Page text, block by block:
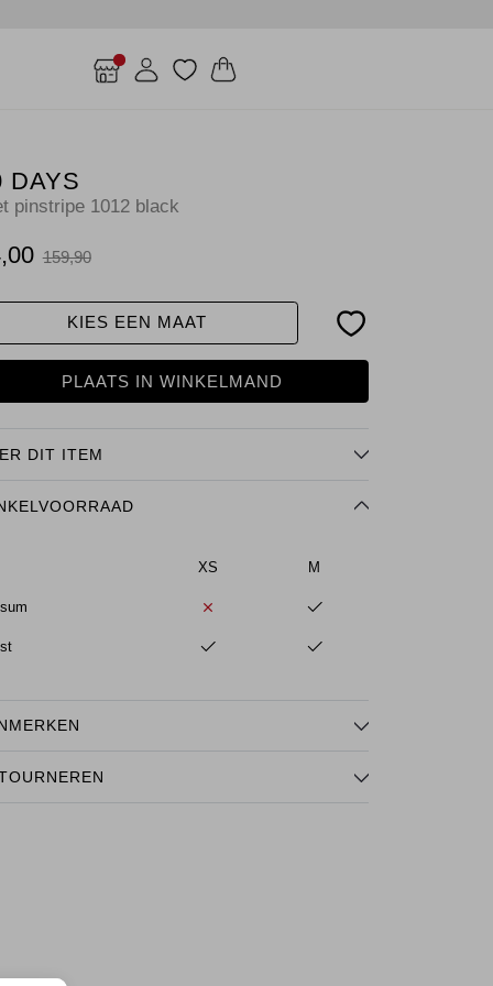
DAYS
pinstripe 1012 black
159,90
KIES EEN MAAT
PLAATS IN WINKELMAND
DIT ITEM
XS M